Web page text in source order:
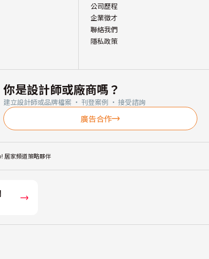
公司歷程
企業徵才
聯絡我們
隱私政策
你是設計師或廠商嗎？
建立設計師或品牌檔案 · 刊登案例 · 接受諮詢
廣告合作
居家頻道策略夥伴